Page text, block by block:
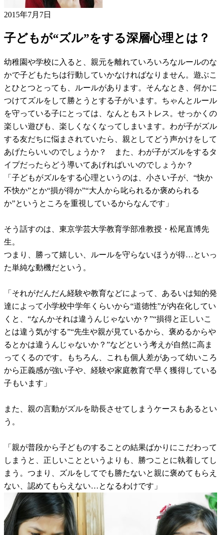
2015年7月7日
子どもが“ズル”をする深層心理とは？
幼稚園や学校に入ると、親元を離れていろいろなルールのな
かで子どもたちは行動していかなければなりません。遊ぶこ
とひとつとっても、ルールがあります。そんなとき、何かに
つけてズルをして勝とうとする子がいます。ちゃんとルール
を守っている子にとっては、なんともストレス。せっかくの
楽しい遊びも、楽しくなくなってしまいます。わが子がズル
する友だちに悩まされていたら、親としてどう声かけをして
あげたらいいのでしょうか？ また、わが子がズルをするタ
イプだったらどう導いてあげればいいのでしょうか？
「子どもがズルをする心理というのは、小さい子が、“快か
不快か”とか“損が得か”“大人から叱られるか褒められる
か”というところを重視しているからなんです」
そう話すのは、東京学芸大学教育学部准教授・松尾直博先
生。
つまり、勝って嬉しい、ルールを守らないほうが得…といっ
た単純な動機だという。
「それがだんだん経験や教育などによって、あるいは知的発
達によって小学校中学年くらいから“道徳性”が内在化してい
くと、“なんかそれは違うんじゃないか？”“損得と正しいこ
とは違う気がする”“先生や親が見ているから、褒めるからや
るとかは違うんじゃないか？”などという考えが自然に高ま
ってくるのです。もちろん、これも個人差があって幼いころ
から正義感が強い子や、経験や家庭教育で早く獲得している
子もいます」
また、親の言動がズルを助長させてしまうケースもあるとい
う。
「親が普段から子どものすることの結果ばかりにこだわって
しまうと、正しいことというよりも、勝つことに執着してし
まう。つまり、ズルをしてでも勝たないと親に褒めてもらえ
ない、認めてもらえない…となるわけです」